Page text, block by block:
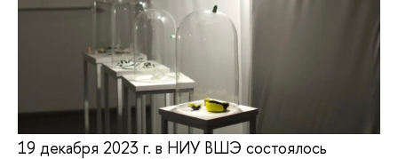
19 декабря 2023 г. в НИУ ВШЭ состоялось